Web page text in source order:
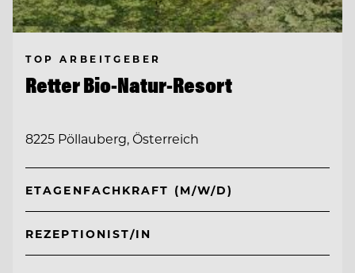
TOP ARBEITGEBER
Retter Bio-Natur-Resort
8225 Pöllauberg, Österreich
ETAGENFACHKRAFT (M/W/D)
REZEPTIONIST/IN